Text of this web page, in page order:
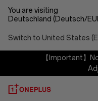
You are visiting
Deutschland (Deutsch/
Switch to United States
【Important】